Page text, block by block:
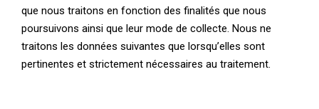
que nous traitons en fonction des finalités que nous
poursuivons ainsi que leur mode de collecte. Nous ne
traitons les données suivantes que lorsqu’elles sont
pertinentes et strictement nécessaires au traitement.